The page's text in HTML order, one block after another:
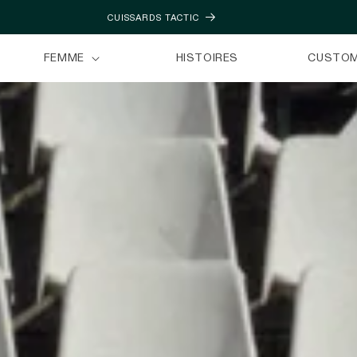
DÉCOUVREZ LA NOUVELLE CAPSULE ULTRALÉGÈRE
FEMME HISTOIRES